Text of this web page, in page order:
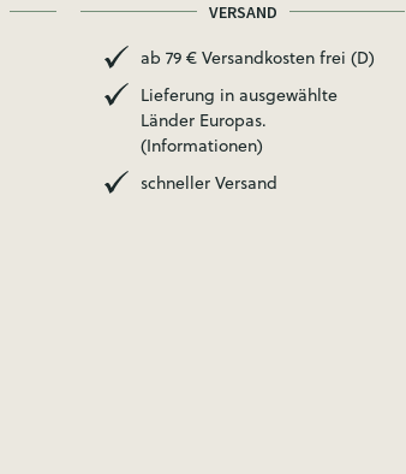
VERSAND
ab 79 € Versandkosten frei (D)
Lieferung in ausgewählte
Länder Europas.
(Informationen)
schneller Versand